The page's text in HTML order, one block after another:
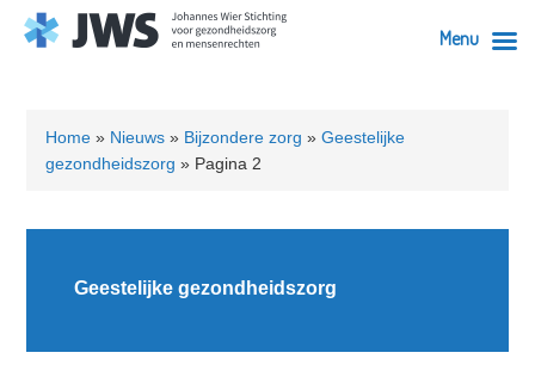
primary
navigation
content
primary
sidebar
footer
Home » Nieuws » Bijzondere zorg »Geestelijke
gezondheidszorg » Pagina 2
Geestelijke gezondheidszorg
Menu